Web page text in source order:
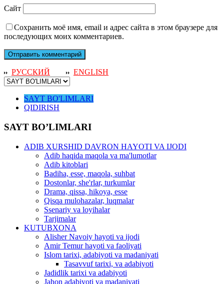
Сайт
Сохранить моё имя, email и адрес сайта в этом браузере для
последующих моих комментариев.
РУССКИЙ ENGLISH
SAYT BO'LIMLARI
QIDIRISH
SAYT BO’LIMLARI
ADIB XURSHID DAVRON HAYOTI VA IJODI
Adib haqida maqola va ma'lumotlar
Adib kitoblari
Badiha, esse, maqola, suhbat
Dostonlar, she'rlar, turkumlar
Drama, qissa, hikoya, esse
Qisqa mulohazalar, luqmalar
Ssenariy va loyihalar
Tarjimalar
KUTUBXONA
Alisher Navoiy hayoti va ijodi
Amir Temur hayoti va faoliyati
Islom tarixi, adabiyoti va madaniyati
Tasavvuf tarixi, va adabiyoti
Jadidlik tarixi va adabiyoti
Jahon adabiyoti va madaniyati